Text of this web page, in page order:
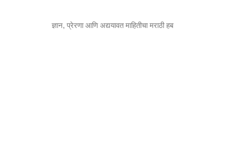
ज्ञान, प्रेरणा आणि अद्ययावत माहितीचा मराठी हब